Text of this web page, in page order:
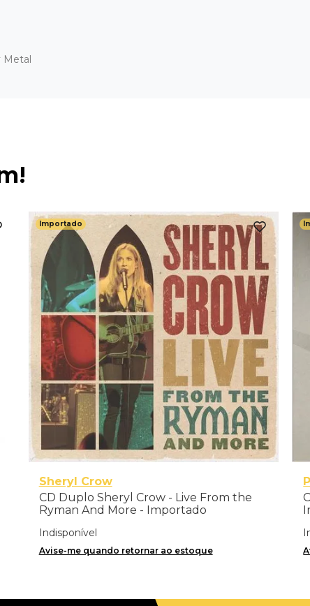
Metal
Importado
Sheryl Crow
CD Duplo Sheryl Crow - Live From the
Ryman And More - Importado
Indisponível
Avise-me quando retornar ao estoque